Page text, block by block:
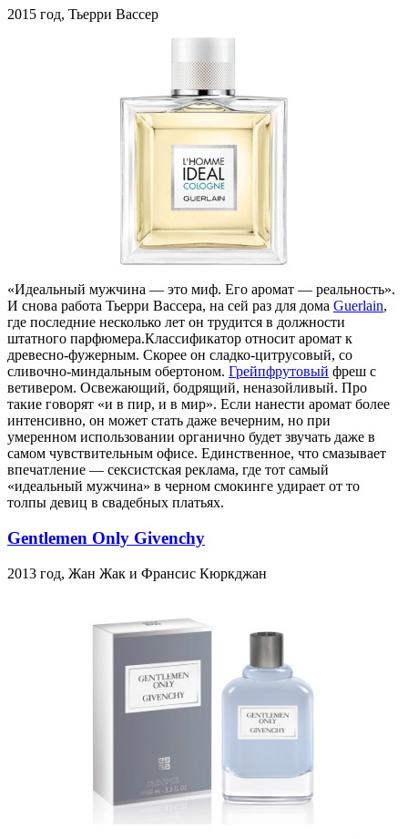
2015 год, Тьерри Вассер
«Идеальный мужчина — это миф. Его аромат — реальность».
И снова работа Тьерри Вассера, на сей раз для дома Guerlain,
где последние несколько лет он трудится в должности
штатного парфюмера.Классификатор относит аромат к
древесно-фужерным. Скорее он сладко-цитрусовый, со
сливочно-миндальным обертоном. Грейпфрутовый фреш с
ветивером. Освежающий, бодрящий, неназойливый. Про
такие говорят «и в пир, и в мир». Если нанести аромат более
интенсивно, он может стать даже вечерним, но при
умеренном использовании органично будет звучать даже в
самом чувствительным офисе. Единственное, что смазывает
впечатление — сексистская реклама, где тот самый
«идеальный мужчина» в черном смокинге удирает от то
толпы девиц в свадебных платьях.
Gentlemen Only Givenchy
2013 год, Жан Жак и Франсис Кюркджан